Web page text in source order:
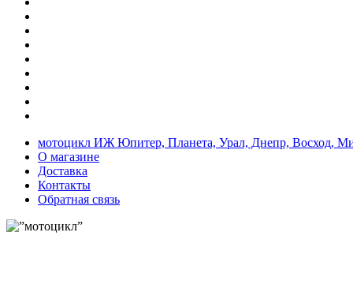
мотоцикл ИЖ Юпитер, Планета, Урал, Днепр, Восход,
О магазине
Доставка
Контакты
Обратная связь